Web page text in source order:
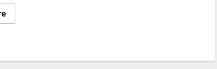
Read
more
Kreatifitas